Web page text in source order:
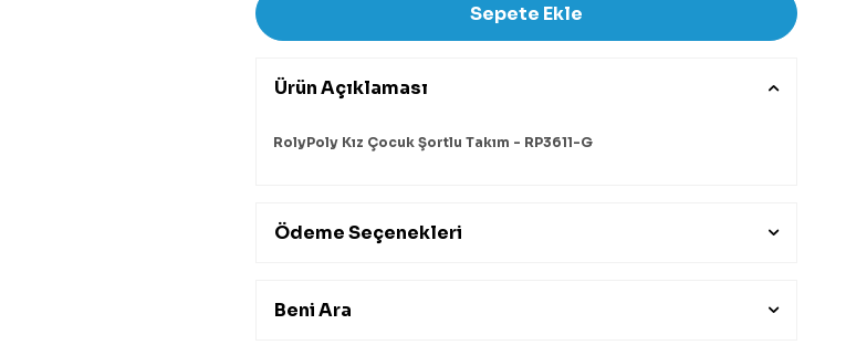
Sepete Ekle
Ürün Açıklaması
RolyPoly Kız Çocuk Şortlu Takım - RP3611-G
Ödeme Seçenekleri
Beni Ara